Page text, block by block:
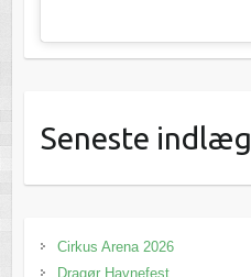
Seneste indlæg
Cirkus Arena 2026
Dragør Havnefest